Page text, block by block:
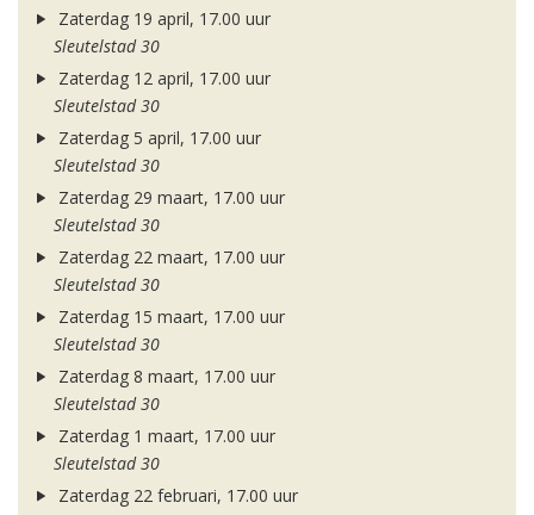
Zaterdag 19 april, 17.00 uur
Sleutelstad 30
Zaterdag 12 april, 17.00 uur
Sleutelstad 30
Zaterdag 5 april, 17.00 uur
Sleutelstad 30
Zaterdag 29 maart, 17.00 uur
Sleutelstad 30
Zaterdag 22 maart, 17.00 uur
Sleutelstad 30
Zaterdag 15 maart, 17.00 uur
Sleutelstad 30
Zaterdag 8 maart, 17.00 uur
Sleutelstad 30
Zaterdag 1 maart, 17.00 uur
Sleutelstad 30
Zaterdag 22 februari, 17.00 uur